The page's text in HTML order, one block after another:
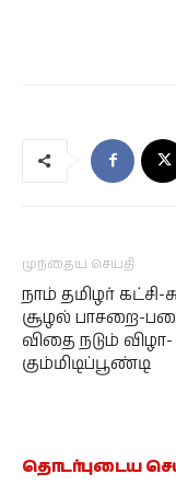
முந்தைய செய்தி
நாம் தமிழர் கட்சி-
சூழல் பாசறை-
விதை நடும் விழா-
கும்மிடிப்பூண்டி
தொடர்புடைய